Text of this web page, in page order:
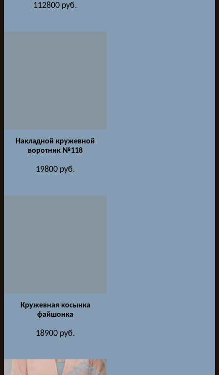
112800 руб.
Накладной кружевной
воротник №118
19800руб.
Кружевная косынка
файшонка
18900руб.